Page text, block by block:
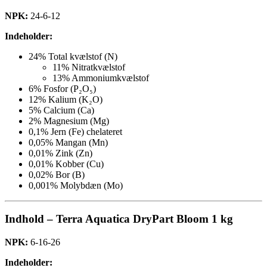
NPK: 24-6-12
Indeholder:
24% Total kvælstof (N)
11% Nitratkvælstof
13% Ammoniumkvælstof
6% Fosfor (P₂O₅)
12% Kalium (K₂O)
5% Calcium (Ca)
2% Magnesium (Mg)
0,1% Jern (Fe) chelateret
0,05% Mangan (Mn)
0,01% Zink (Zn)
0,01% Kobber (Cu)
0,02% Bor (B)
0,001% Molybdæn (Mo)
Indhold – Terra Aquatica DryPart Bloom 1 kg
NPK: 6-16-26
Indeholder: